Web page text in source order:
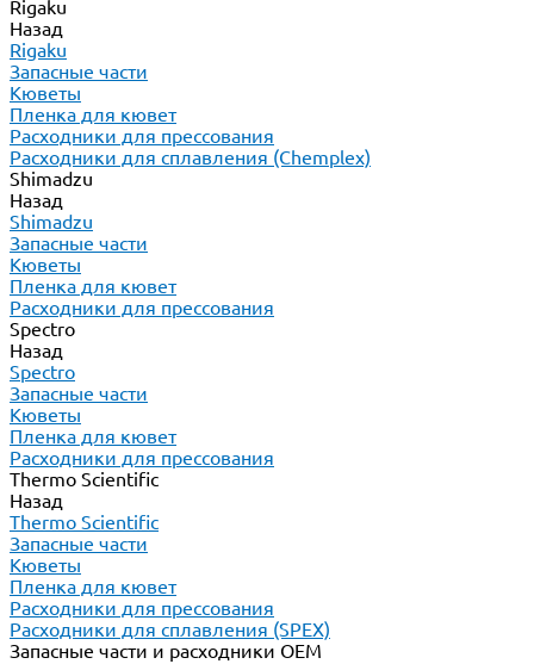
Rigaku
Назад
Rigaku
Запасные части
Кюветы
Пленка для кювет
Расходники для прессования
Расходники для сплавления (Chemplex)
Shimadzu
Назад
Shimadzu
Запасные части
Кюветы
Пленка для кювет
Расходники для прессования
Spectro
Назад
Spectro
Запасные части
Кюветы
Пленка для кювет
Расходники для прессования
Thermo Scientific
Назад
Thermo Scientific
Запасные части
Кюветы
Пленка для кювет
Расходники для прессования
Расходники для сплавления (SPEX)
Запасные части и расходники ОЕМ